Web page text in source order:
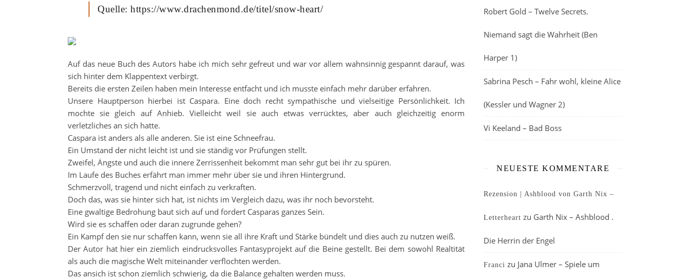
Quelle: https://www.drachenmond.de/titel/snow-heart/
Auf das neue Buch des Autors habe ich mich sehr gefreut und war vor allem wahnsinnig gespannt darauf, was
sich hinter dem Klappentext verbirgt.
Bereits die ersten Zeilen haben mein Interesse entfacht und ich musste einfach mehr darüber erfahren.
Unsere Hauptperson hierbei ist Caspara. Eine doch recht sympathische und vielseitige Persönlichkeit. Ich
mochte sie gleich auf Anhieb. Vielleicht weil sie auch etwas verrücktes, aber auch gleichzeitig enorm
verletzliches an sich hatte.
Caspara ist anders als alle anderen. Sie ist eine Schneefrau.
Ein Umstand der nicht leicht ist und sie ständig vor Prüfungen stellt.
Zweifel, Ängste und auch die innere Zerrissenheit bekommt man sehr gut bei ihr zu spüren.
Im Laufe des Buches erfährt man immer mehr über sie und ihren Hintergrund.
Schmerzvoll, tragend und nicht einfach zu verkraften.
Doch das, was sie hinter sich hat, ist nichts im Vergleich dazu, was ihr noch bevorsteht.
Eine gwaltige Bedrohung baut sich auf und fordert Casparas ganzes Sein.
Wird sie es schaffen oder daran zugrunde gehen?
Ein Kampf den sie nur schaffen kann, wenn sie all ihre Kraft und Stärke bündelt und dies auch zu nutzen weiß.
Der Autor hat hier ein ziemlich eindrucksvolles Fantasyprojekt auf die Beine gestellt. Bei dem sowohl Realtität
als auch die magische Welt miteinander verflochten werden.
Das ansich ist schon ziemlich schwierig, da die Balance gehalten werden muss.
Robert Gold – Twelve Secrets.
Niemand sagt die Wahrheit (Ben
Harper 1)
Sabrina Pesch – Fahr wohl, kleine Alice
(Kessler und Wagner 2)
Vi Keeland – Bad Boss
NEUESTE KOMMENTARE
Rezension | Ashblood von Garth Nix –
Letterheart zu Garth Nix – Ashblood .
Die Herrin der Engel
Franci zu Jana Ulmer – Spiele um